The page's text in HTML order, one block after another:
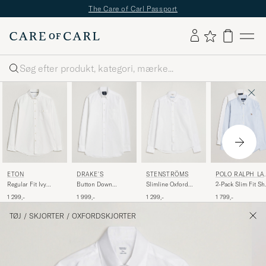
The Care of Carl Passport
Søg
ETON
Regular Fit Ivy
1 299,-
DRAKE'S
Button Down
1 999,-
STENSTRÖMS
Slimline Oxford
1 299,-
POLO RALPH
REN
2-Pack Slim Fit
White/Stripes Blue
1 799,-
TØJ / SKJORTER / OXFORDSKJORTER